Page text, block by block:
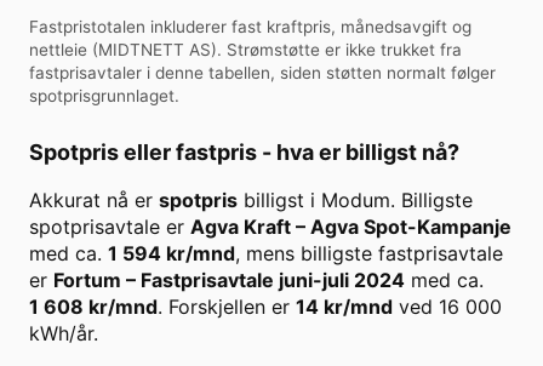
Fastpristotalen inkluderer fast kraftpris, månedsavgift og
nettleie (MIDTNETT AS). Strømstøtte er ikke trukket fra
fastprisavtaler i denne tabellen, siden støtten normalt følger
spotprisgrunnlaget.
Spotpris eller fastpris - hva er billigst nå?
Akkurat nå er spotpris billigst i Modum. Billigste
spotprisavtale er Agva Kraft – Agva Spot-Kampanje
med ca. 1 594 kr/mnd, mens billigste fastprisavtale
er Fortum – Fastprisavtale juni-juli 2024 med ca.
1 608 kr/mnd. Forskjellen er 14 kr/mnd ved 16 000
kWh/år.